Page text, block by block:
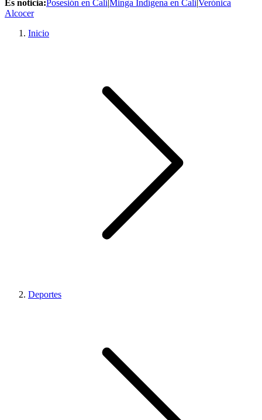
Es noticia:Posesión en Cali|Minga Indígena en Cali|Verónica
Alcocer
Inicio
Deportes